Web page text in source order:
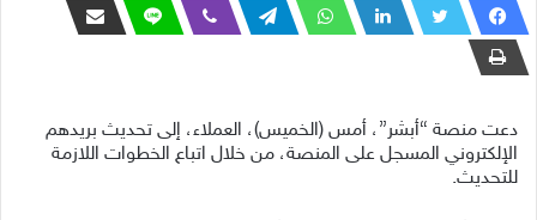
دعت منصة “أبشر”، أمس (الخميس)، العملاء، إلى تحديث بريدهم
الإلكتروني المسجل على المنصة، من خلال اتباع الخطوات اللازمة
للتحديث.